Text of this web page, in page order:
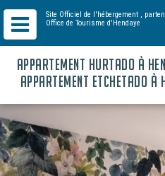
Site Officiel de l'hébergement ,
Office de Tourisme d'Hendaye
APPARTEMENT HURTADO À
APPARTEMENT ETCHETADO À